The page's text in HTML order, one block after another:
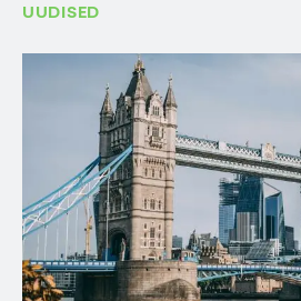
UUDISED